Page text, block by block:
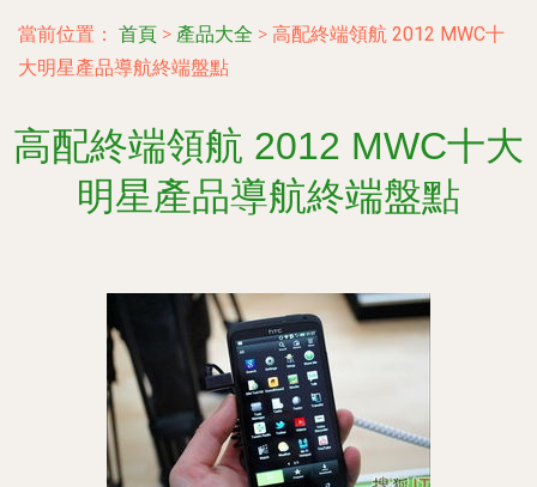
當前位置： 首頁 > 產品大全 > 高配終端領航 2012 MWC十
大明星產品導航終端盤點
高配終端領航 2012 MWC十大
明星產品導航終端盤點